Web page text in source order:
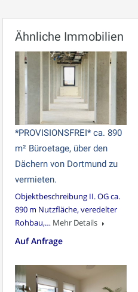
Ähnliche Immobilien
*PROVISIONSFREI* ca. 890
m² Büroetage, über den
Dächern von Dortmund zu
vermieten.
Objektbeschreibung II. OG ca.
890 m Nutzfläche, veredelter
Rohbau,… Mehr Details
Auf Anfrage